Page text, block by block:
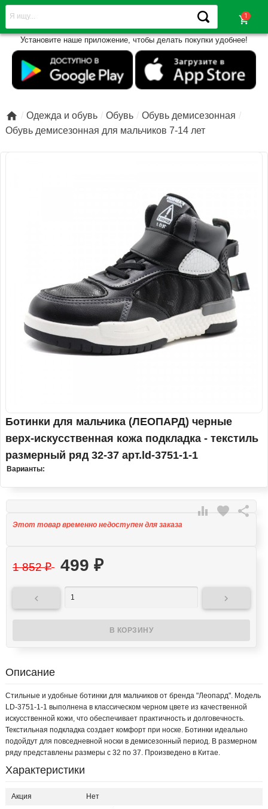
shopping_cart
Установите наше приложение, чтобы делать покупки удобнее!
 Одежда и обувь Обувь
Обувь демисезонная
Обувь демисезонная для мальчиков 7-14 лет
Ботинки для мальчика (ЛЕОПАРД) черные
верх-искусственная кожа подкладка - текстиль
размерный ряд 32-37 арт.ld-3751-1-1
Варианты:
 favorite 
Этот товар временно недоступен для заказа
1 852₽ 499 ₽
 
Описание
Стильные и удобные ботинки для мальчиков от бренда "Леопард". Модель
LD-3751-1-1 выполнена в классическом черном цвете из качественной
искусственной кожи, что обеспечивает практичность и долговечность.
Текстильная подкладка создает комфорт при носке. Ботинки идеально
подойдут для повседневной носки в демисезонный период. В размерном
ряду представлены размеры с 32 по 37. Произведено в Китае.
Характеристики
Акция Нет